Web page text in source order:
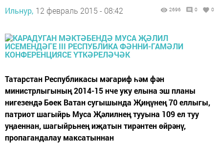
Ильнур, 12 февраль 2015 - 08:42 2696 0 0
Татарстан Республикасы мәгариф һәм фән
министрлыгының 2014-15 нче уку елына эш планы
нигезендә Бөек Ватан сугышында Җиңүнең 70 еллыгы,
патриот шагыйрь Муса Җәлилнең тууына 109 ел туу
уңаеннан, шагыйрьнең иҗатын тирәнтен өйрәнү,
пропагандалау максатыннан